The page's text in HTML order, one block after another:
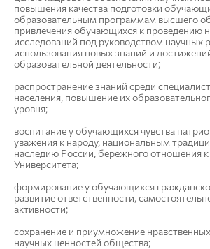
повышения качества подготовки
образовательным программам высшего
привлечения обучающихся к проведению
исследований под руководством научных
использования новых знаний и
образовательной деятельности;
распространение знаний среди
населения, повышение их
уровня;
воспитание у обучающихся чувства
уважения к народу, национальным
наследию России, бережного отношения к
Университета;
формирование у обучающихся
развитие ответственности,
активности;
сохранение и приумножение
научных ценностей общества;